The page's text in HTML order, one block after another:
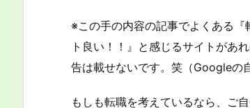
※この手の内容の記事でよくある
ト良い！！』と感じるサイトがあ
告は載せないです。笑（Googleの
もしも転職を考えているなら、ご